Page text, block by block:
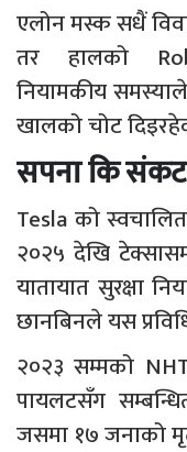
एलोन मस्क सधैं
तर हालको
नियामकीय
खालको चोट
सपना कि
Tesla को
२०२५ देखि
यातायात सुरक्षा
छानबिनले यस
२०२३ सम्मको
पायलटसँग
जसमा १७ जनाको